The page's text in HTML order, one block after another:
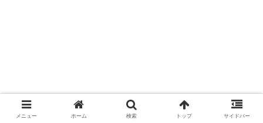
メニュー ホーム 検索 トップ サイドバー